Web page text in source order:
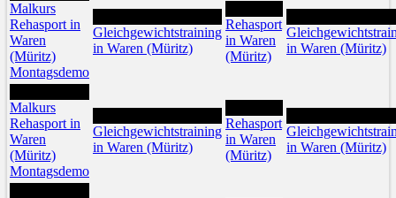
Malkurs
Rehasport in
Waren
(Müritz)
Montagsdemo
Gleichgewichtstraining
in Waren (Müritz)
Rehasport
in Waren
(Müritz)
in Waren (Müritz)
Malkurs
Rehasport in
Waren
(Müritz)
Montagsdemo
Gleichgewichtstraining
in Waren (Müritz)
Rehasport
in Waren
(Müritz)
in Waren (Müritz)